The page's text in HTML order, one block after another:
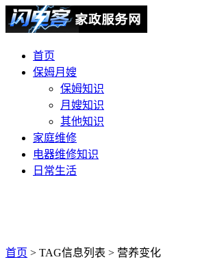
首页
保姆月嫂
保姆知识
月嫂知识
其他知识
家庭维修
电器维修知识
日常生活
首页 > TAG信息列表 > 营养变化